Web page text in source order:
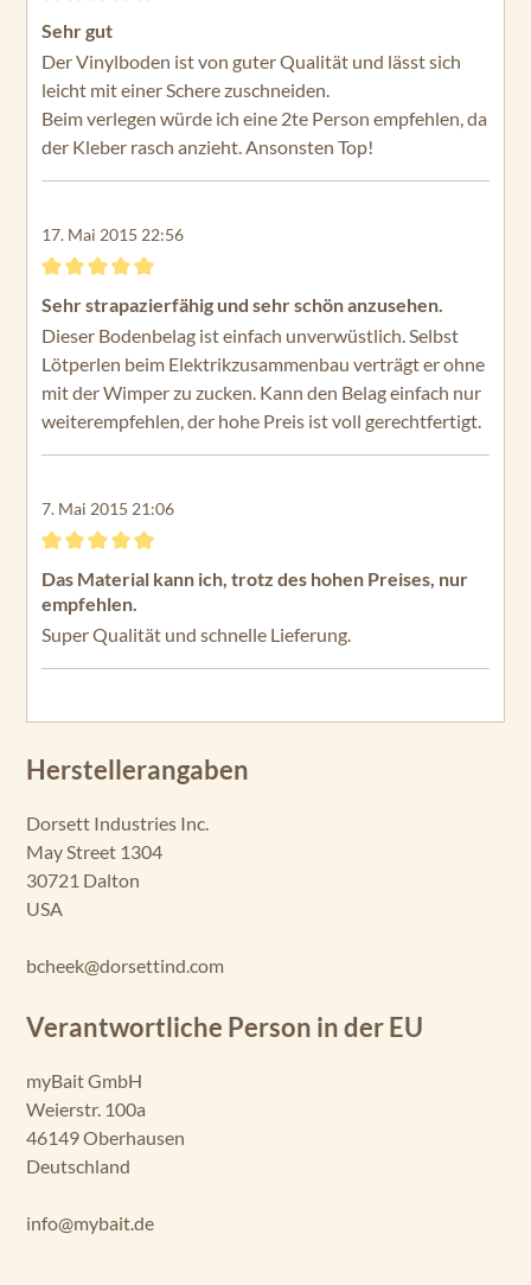
Bewertung mit 5 von 5 Sternen
Sehr gut
Der Vinylboden ist von guter Qualität und lässt sich
leicht mit einer Schere zuschneiden.
Beim verlegen würde ich eine 2te Person empfehlen, da
der Kleber rasch anzieht. Ansonsten Top!
17. Mai 2015 22:56
Bewertung mit 5 von 5 Sternen
Sehr strapazierfähig und sehr schön anzusehen.
Dieser Bodenbelag ist einfach unverwüstlich. Selbst
Lötperlen beim Elektrikzusammenbau verträgt er ohne
mit der Wimper zu zucken. Kann den Belag einfach nur
weiterempfehlen, der hohe Preis ist voll gerechtfertigt.
7. Mai 2015 21:06
Bewertung mit 5 von 5 Sternen
Das Material kann ich, trotz des hohen Preises, nur
empfehlen.
Super Qualität und schnelle Lieferung.
Herstellerangaben
Dorsett Industries Inc.
May Street 1304
30721 Dalton
USA
bcheek@dorsettind.com
Verantwortliche Person in der EU
myBait GmbH
Weierstr. 100a
46149 Oberhausen
Deutschland
info@mybait.de